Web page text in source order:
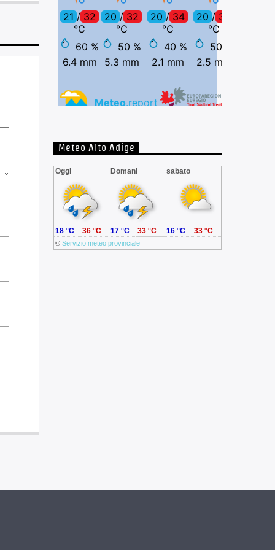
Meteo Alto Adige
Oggi Domani sabato
© Servizio meteo provinciale
18 °C 36 °C 17 °C 33 °C 16 °C 33 °C